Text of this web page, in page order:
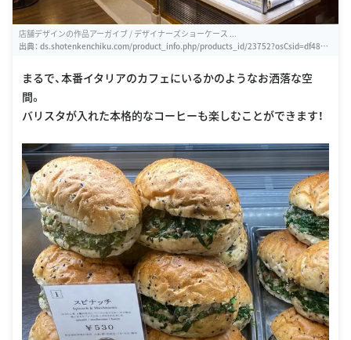
店舗デザインの作品アーガイブ / デザイナーズショーケース ...
出典： ds.shotenkenchiku.com/product_info.php/products_id/23752?osCsid=df48ec
まるで、本番イタリアのカフェにいるかのようなお洒落な空
間。
バリスタが入れた本格的なコーヒーも楽しむことができます！